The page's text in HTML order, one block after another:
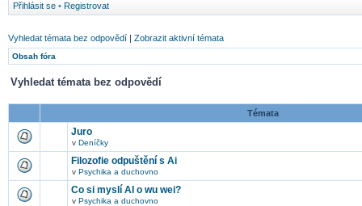
Přihlásit se • Registrovat
Vyhledat témata bez odpovědí | Zobrazit aktivní témata
Obsah fóra
Vyhledat témata bez odpovědí
Témata
Juro
v Deníčky
Filozofie odpuštění s Ai
v Psychika a duchovno
Co si myslí AI o wu wei?
v Psychika a duchovno